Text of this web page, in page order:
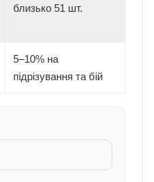
близько 51 шт.
5–10% на
підрізування та бій